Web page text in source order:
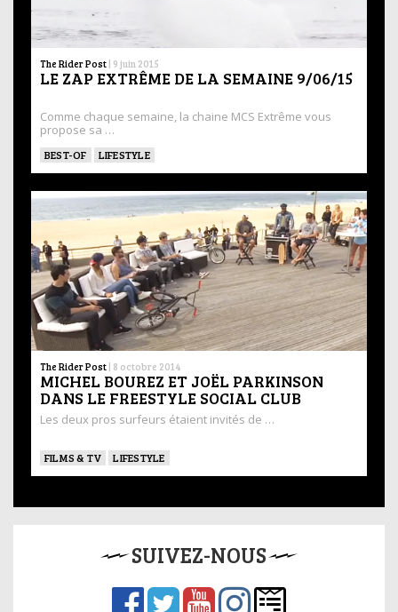
The Rider Post | 9 juin 2015
LE ZAP EXTRÊME DE LA SEMAINE 9/06/15
Comme chaque semaine, la chaine MCS Extrême vous
propose sa …
BEST-OF LIFESTYLE
The Rider Post | 8 octobre 2014
MICHEL BOUREZ ET JOËL PARKINSON
DANS LE FREESTYLE SOCIAL CLUB
Les deux pros surfeurs étaient invités de …
FILMS & TV LIFESTYLE
SUIVEZ-NOUS